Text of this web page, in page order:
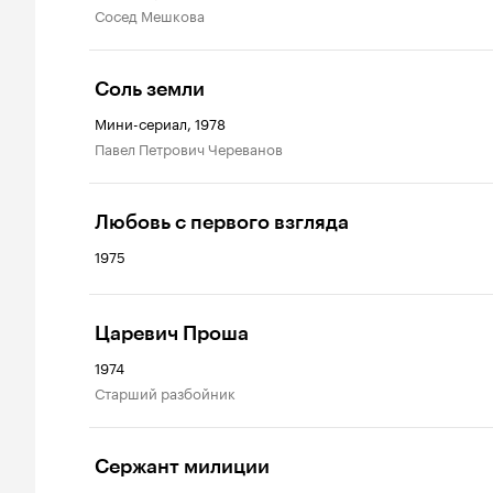
сосед Мешкова
Соль земли
Мини-сериал, 1978
Павел Петрович Череванов
Любовь с первого взгляда
1975
Царевич Проша
1974
старший разбойник
Сержант милиции